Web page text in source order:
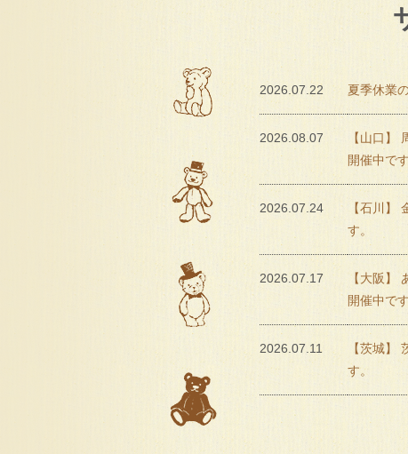
2026.07.22 夏季休業
2026.08.07
【山口】
開催中です
2026.07.24
【石川】
す。
2026.07.17
【大阪】
開催中です
2026.07.11
【茨城】
す。